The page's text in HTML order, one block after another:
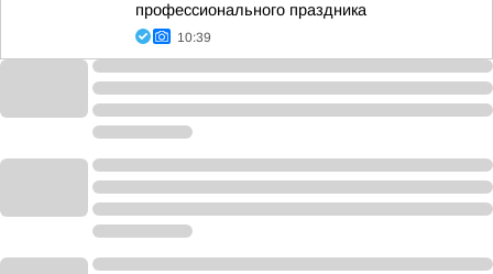
профессионального праздника
10:39